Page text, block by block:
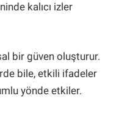
kalıcı izler
bir güven oluşturur.
bile, etkili ifadeler
yönde etkiler.